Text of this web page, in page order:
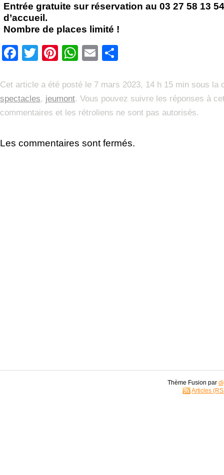
Entrée gratuite sur réservation au 03 27 58 13
d’accueil.
Nombre de places limité !
Facebook
TwitterPinterest
WhatsApp
Email
Cet article a été posté le 7 mars 2023, 14 h 15 min sous la
spectacles, jeumont. Vous pouvez suivre les réponses à
commentaires et les rétroliens ne sont pas autorisés.
Les commentaires sont fermés.
Thème Fusion par
Articles